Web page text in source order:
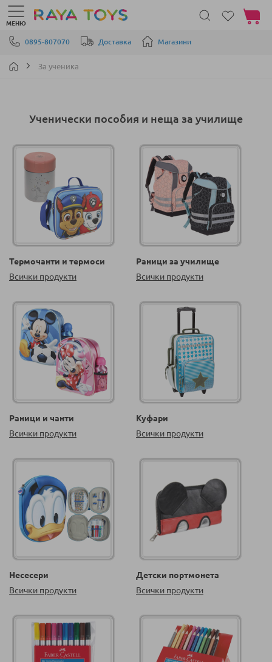
Прескачане към съдържанието
0895-807070 Доставка Магазини
МЕНЮ
Моята
За ученика
Ученически пособия и неща за училище
Термочанти и термоси
Всички продукти
Раници за училище
Всички продукти
Раници и чанти
Всички продукти
Куфари
Всички продукти
Несесери
Всички продукти
Детски портмонета
Всички продукти